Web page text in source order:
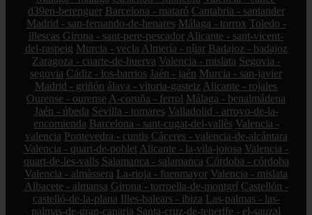
d39en-berenguer Barcelona - mataró Cantabria - santander
Madrid - san-fernando-de-henares Málaga - torrox Toledo -
illescas Girona - sant-pere-pescador Alicante - sant-vicent-
del-raspeig Murcia - yecla Almería - níjar Badajoz - badajoz
Zaragoza - cuarte-de-huerva Valencia - mislata Segovia -
segovia Cádiz - los-barrios Jaén - jaén Murcia - san-javier
Madrid - griñón álava - vitoria-gasteiz Alicante - rojales
Ourense - ourense A-coruña - ferrol Málaga - benalmádena
Jaén - úbeda Sevilla - tomares Valladolid - arroyo-de-la-
encomienda Barcelona - sant-cugat-del-vallès Valencia -
valencia Pontevedra - cuntis Cáceres - valencia-de-alcántara
Valencia - quart-de-poblet Alicante - la-vila-joiosa Valencia -
quart-de-les-valls Salamanca - salamanca Córdoba - córdoba
Valencia - almàssera La-rioja - fuenmayor Valencia - mislata
Albacete - almansa Girona - torroella-de-montgrí Castellón -
castelló-de-la-plana Illes-balears - ibiza Las-palmas - las-
palmas-de-gran-canaria Santa-cruz-de-tenerife - el-sauzal